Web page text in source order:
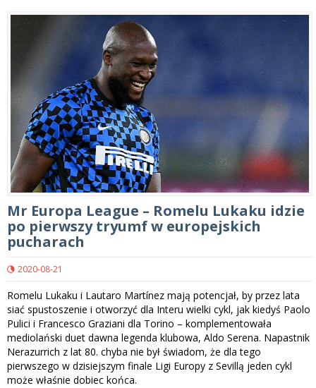
Mr Europa League – Romelu Lukaku idzie
po pierwszy tryumf w europejskich
pucharach
2020-08-21
Romelu Lukaku i Lautaro Martínez mają potencjał, by przez lata
siać spustoszenie i otworzyć dla Interu wielki cykl, jak kiedyś Paolo
Pulici i Francesco Graziani dla Torino – komplementowała
mediolański duet dawna legenda klubowa, Aldo Serena. Napastnik
Nerazurrich z lat 80. chyba nie był świadom, że dla tego
pierwszego w dzisiejszym finale Ligi Europy z Sevillą jeden cykl
może właśnie dobiec końca.